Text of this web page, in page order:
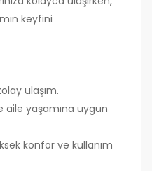
keyfini
ulaşım.
aile yaşamına uygun
konfor ve kullanım